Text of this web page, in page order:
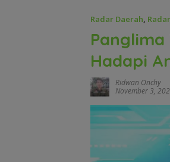
Radar Daerah,
Hadapi
Ridwan Onchy
November 3,